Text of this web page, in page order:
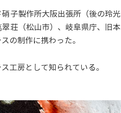
子製作所大阪出張所（後の玲光
荘（松山市）、岐阜県庁、旧本
の制作に携わった。
工房として知られている。